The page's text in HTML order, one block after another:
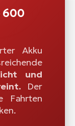
600
Akku
und
Der
Fahrten